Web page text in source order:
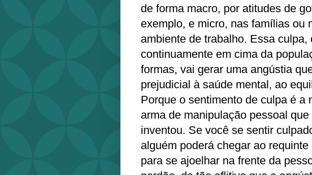
de forma macro, por atitudes de
exemplo, e micro, nas famílias ou
ambiente de trabalho. Essa culpa,
continuamente em cima da
formas, vai gerar uma angústia
prejudicial à saúde mental, ao
Porque o sentimento de culpa é a
arma de manipulação pessoal
inventou. Se você se sentir
alguém poderá chegar ao
para se ajoelhar na frente da